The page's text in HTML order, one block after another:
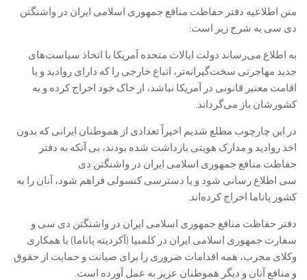
متن اطلاعیه دفتر حفاظت منافع جمهوری اسلامی ایران در واشنگتن
دی سی به شرح زیر است:
به اطلاع می‌رساند دولت ایالات متحده آمریکا با اتخاذ سیاست‌های
جدید مهاجرتی سخت‌گیرانه‌تر، اتباع خارجی را که دارای روادید و یا
اقامت معتبر قانونی در آمریکا نباشد، از خاک خود اخراج کرده و به
کشورشان باز می‌گرداند.
در این چارچوب مطلع شدیم اخیراً تعدادی از هموطنان ایرانی که بدون
اخذ روادید و مدارک هویتی بازداشت شده بودند، بی آنکه به دفتر
حفاظت منافع جمهوری اسلامی ایران در واشنگتن دی
سی اطلاع رسانی شود و یا دسترسی کنسولی فراهم شود، آنان را به
کشور پاناما اخراج کرده‌اند.
دفتر حفاظت منافع جمهوری اسلامی ایران در واشنگتن دی سی و
سفارت جمهوری اسلامی ایران در کلمبیا (آکردیته پاناما) با همکاری
وکلای مجرب، همه اقدامات ضروری را برای صیانت و حمایت از حقوق
و منافع آنان و دیگر هموطنان عزیز به عمل آورده است.